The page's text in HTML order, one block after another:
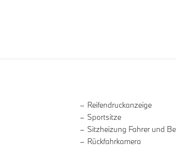
Reifendruckanzeige
Sportsitze
Sitzheizung Fahrer und
Rückfahrkamera